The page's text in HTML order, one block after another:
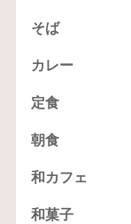
そば
カレー
定食
朝食
和カフェ
和菓子